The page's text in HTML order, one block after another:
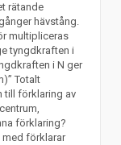
rätande
hävstång.
multipliceras
tyngdkraften i
i N ger
Totalt
till förklaring av
förklaring?
med förklarar